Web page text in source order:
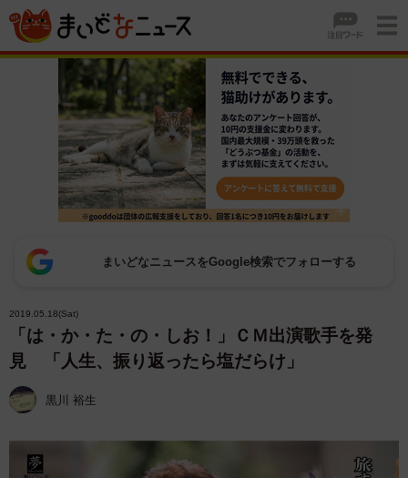
まいどなニュースをGoogle検索でフォローする
2019.05.18(Sat)
「は・か・た・の・しお！」ＣＭ出演歌手を発
見 「人生、振り返ったら塩だらけ」
黒川 裕生